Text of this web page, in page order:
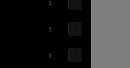
1
1
1